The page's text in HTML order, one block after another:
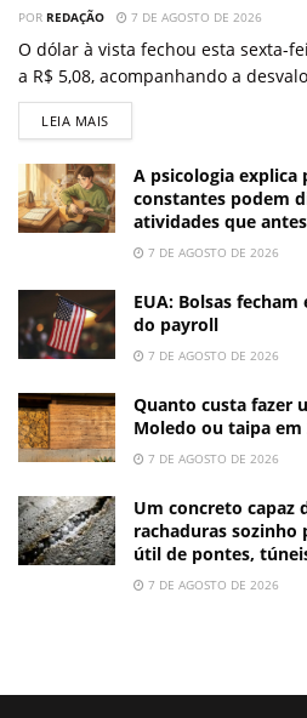
POR REDAÇÃO 7 DE AGOSTO DE 2026
O dólar à vista fechou esta sexta-
a R$ 5,08, acompanhando a
LEIA MAIS
A psicologia explica
constantes podem
atividades que
7 DE AGOSTO DE 2026
EUA: Bolsas
do payroll
7 DE AGOSTO DE 2026
Quanto custa fazer
Moledo ou taipa em
7 DE AGOSTO DE 2026
Um concreto capaz
rachaduras
útil de pontes,
7 DE AGOSTO DE 2026